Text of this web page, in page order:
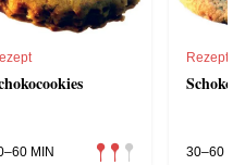
MIN
Rezept
30–60